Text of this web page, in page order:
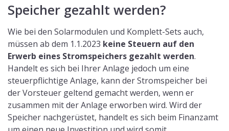
Fazit: Zusammenfassung
Steuern rund um Photovoltaikanlagen sind ein
komplexes Thema. Um den Überblick nicht zu verlieren
haben wir alle wichtigen Fakten zusammengefasst:
Ab dem1.1.2023 gilt 0% Umsatzsteuerauf die
Lieferung und Installation von Solaranlagen mit
weniger als 30 kW